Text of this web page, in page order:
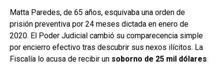
Matta Paredes, de 65 años, esquivaba una orden de
prisión preventiva por 24 meses dictada en enero de
2020. El Poder Judicial cambió su comparecencia simple
por encierro efectivo tras descubrir sus nexos ilícitos. La
Fiscalía lo acusa de recibir un soborno de 25 mil dólares